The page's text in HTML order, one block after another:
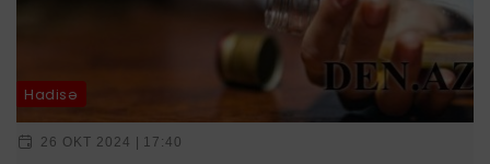
Hadisə
26 OKT 2024 | 17:40